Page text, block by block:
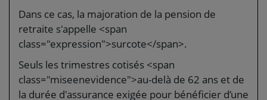
Dans ce cas, la majoration de la pension de
retraite s'appelle <span
class="expression">surcote</span>.
Seuls les trimestres cotisés <span
class="miseenevidence">au-delà de 62 ans et de
la durée d'assurance exigée pour bénéficier d’une